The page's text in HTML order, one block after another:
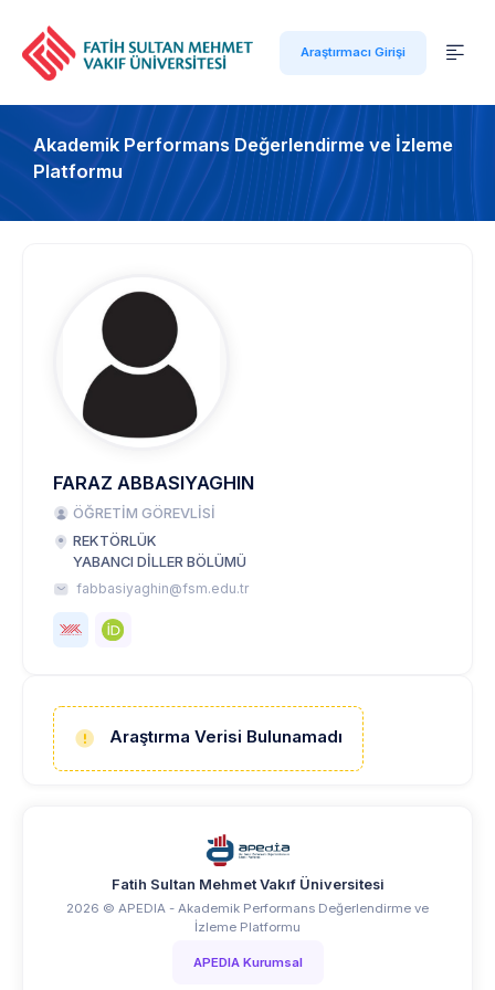
Araştırmacı Girişi
Akademik Performans Değerlendirme ve İzleme
Platformu
FARAZ ABBASIYAGHIN
ÖĞRETİM GÖREVLİSİ
REKTÖRLÜK
YABANCI DİLLER BÖLÜMÜ
fabbasiyaghin@fsm.edu.tr
Araştırma Verisi Bulunamadı
Fatih Sultan Mehmet Vakıf Üniversitesi
2026 © APEDIA - Akademik Performans Değerlendirme ve
İzleme Platformu
APEDIA Kurumsal